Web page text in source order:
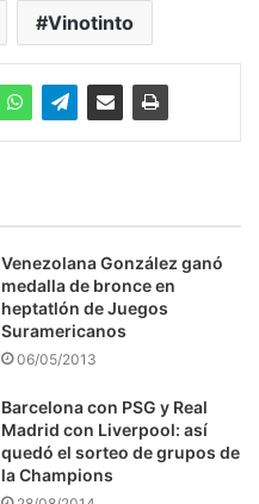
Vinotinto
Venezolana González ganó
medalla de bronce en
heptatlón de Juegos
Suramericanos
06/05/2013
Barcelona con PSG y Real
Madrid con Liverpool: así
quedó el sorteo de grupos de
la Champions